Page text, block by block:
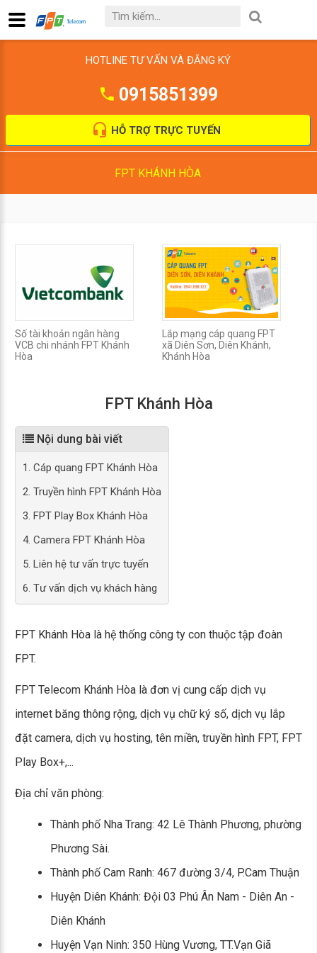
HOTLINE TƯ VẤN VÀ ĐĂNG KÝ
0915851399
HỖ TRỢ TRỰC TUYẾN
FPT KHÁNH HÒA
Số tài khoản ngân hàng
VCB chi nhánh FPT Khánh
Hòa
Lắp mạng cáp quang FPT
xã Diên Sơn, Diên Khánh,
Khánh Hòa
FPT Khánh Hòa
Nội dung bài viết
1. Cáp quang FPT Khánh Hòa
2. Truyền hình FPT Khánh Hòa
3. FPT Play Box Khánh Hòa
4. Camera FPT Khánh Hòa
5. Liên hệ tư vấn trực tuyến
6. Tư vấn dịch vụ khách hàng
FPT Khánh Hòa là hệ thống công ty con thuộc tập đoàn
FPT.
FPT Telecom Khánh Hòa là đơn vị cung cấp dịch vụ
internet băng thông rộng, dịch vụ chữ ký số, dịch vụ lắp
đặt camera, dịch vụ hosting, tên miền, truyền hình FPT, FPT
Play Box+,...
Địa chỉ văn phòng:
Thành phố Nha Trang: 42 Lê Thành Phương, phường
Phương Sài.
Thành phố Cam Ranh: 467 đường 3/4, P.Cam Thuận
Huyện Diên Khánh: Đội 03 Phú Ân Nam - Diên An -
Diên Khánh
Huyện Vạn Ninh: 350 Hùng Vương, TT.Vạn Giã